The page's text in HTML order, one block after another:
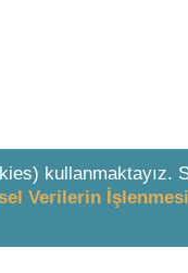
kullanmaktayız.
Verilerin